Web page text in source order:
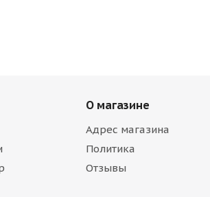
О магазине
Адрес магазина
Политика
Отзывы